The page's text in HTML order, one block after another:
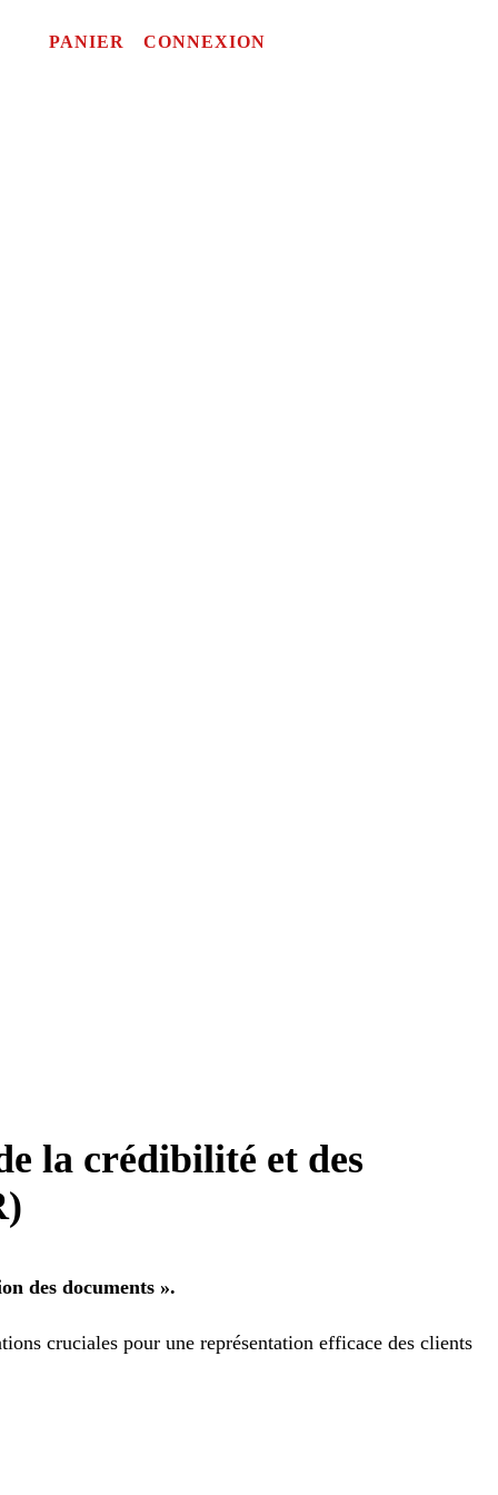
PANIER CONNEXION
la crédibilité et des
des documents ».
cruciales pour une représentation efficace des clients